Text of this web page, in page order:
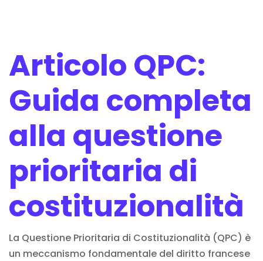
Articolo QPC:
Guida completa
alla questione
prioritaria di
costituzionalità
La Questione Prioritaria di Costituzionalità (QPC) è
un meccanismo fondamentale del diritto francese